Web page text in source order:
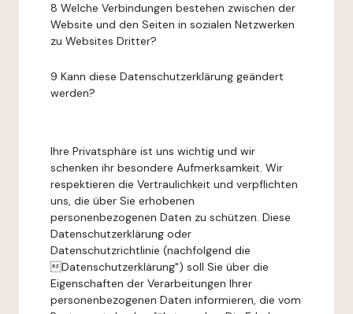
8 Welche Verbindungen bestehen zwischen der
Website und den Seiten in sozialen Netzwerken
zu Websites Dritter?
9 Kann diese Datenschutzerklärung geändert
werden?
Ihre Privatsphäre ist uns wichtig und wir
schenken ihr besondere Aufmerksamkeit. Wir
respektieren die Vertraulichkeit und verpflichten
uns, die über Sie erhobenen
personenbezogenen Daten zu schützen. Diese
Datenschutzerklärung oder
Datenschutzrichtlinie (nachfolgend die
Datenschutzerklärung") soll Sie über die
Eigenschaften der Verarbeitungen Ihrer
personenbezogenen Daten informieren, die vom